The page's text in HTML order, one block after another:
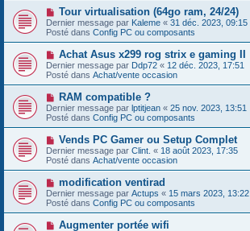
es
s
a
g
e
u
m
e
s
s
a
g
e
N
o
u
v
a
u
m
e
s
a
g
e
Tour virtualisation (64go ram, 24/24)
Dernier message par Kaleme « 31 déc. 2023, 09:15
Posté dans Config PC ou composants
N
o
u
v
e
a
u
m
e
s
s
a
g
Achat Asus x299 rog strix e gaming II
Dernier message par Ddp72 « 12 déc. 2023, 17:51
Posté dans Achat/vente occasion
N
o
u
v
e
u
m
e
s
s
a
g
RAM compatible ?
Dernier message par lptitjean « 25 nov. 2023, 13:51
Posté dans Config PC ou composants
N
o
u
v
a
u
m
e
s
Vends PC Gamer ou Setup Complet
Dernier message par Clint. « 18 août 2023, 17:35
Posté dans Achat/vente occasion
N
o
u
v
a
modification ventirad
Dernier message par Actups « 15 mars 2023, 13:22
Posté dans Config PC ou composants
N
Augmenter portée wifi